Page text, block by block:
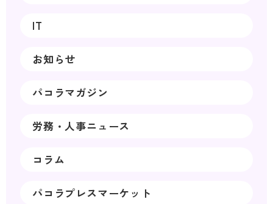
IT
お知らせ
パコラマガジン
労務・人事ニュース
コラム
パコラプレスマーケット